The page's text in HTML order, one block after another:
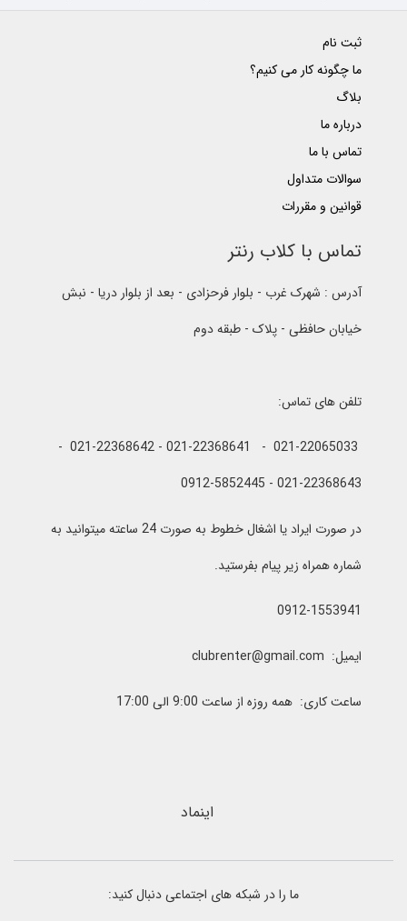
ثبت نام
ما چگونه کار می کنیم؟
بلاگ
درباره ما
تماس با ما
سوالات متداول
قوانین و مقررات
تماس با کلاب رنتر
آدرس : شهرک غرب - بلوار فرحزادی - بعد از بلوار دریا - نبش
خیابان حافظی - پلاک - طبقه دوم
تلفن های تماس:
021-22065033 - 021-22368641 - 021-22368642 -
021-22368643 - 0912-5852445
در صورت ایراد یا اشغال خطوط به صورت 24 ساعته میتوانید به
شماره همراه زیر پیام بفرستید.
0912-1553941
ایمیل: clubrenter@gmail.com
ساعت کاری: همه روزه از ساعت 9:00 الی 17:00
اینماد
ما را در شبکه های اجتماعی دنبال کنید: